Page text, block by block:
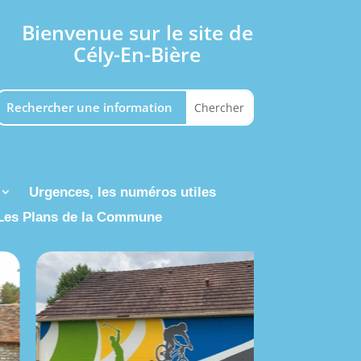
Bienvenue sur le site de
Cély-En-Bière
Urgences, les numéros utiles
Plans de la Commune